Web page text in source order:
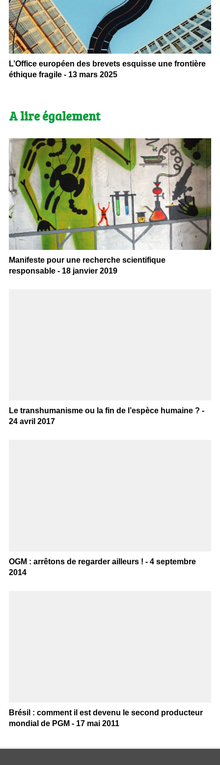
L’Office européen des brevets esquisse une frontière
éthique fragile - 13 mars 2025
A lire également
Manifeste pour une recherche scientifique
responsable - 18 janvier 2019
Le transhumanisme ou la fin de l’espèce humaine ? -
24 avril 2017
OGM : arrêtons de regarder ailleurs ! - 4 septembre
2014
Brésil : comment il est devenu le second producteur
mondial de PGM - 17 mai 2011